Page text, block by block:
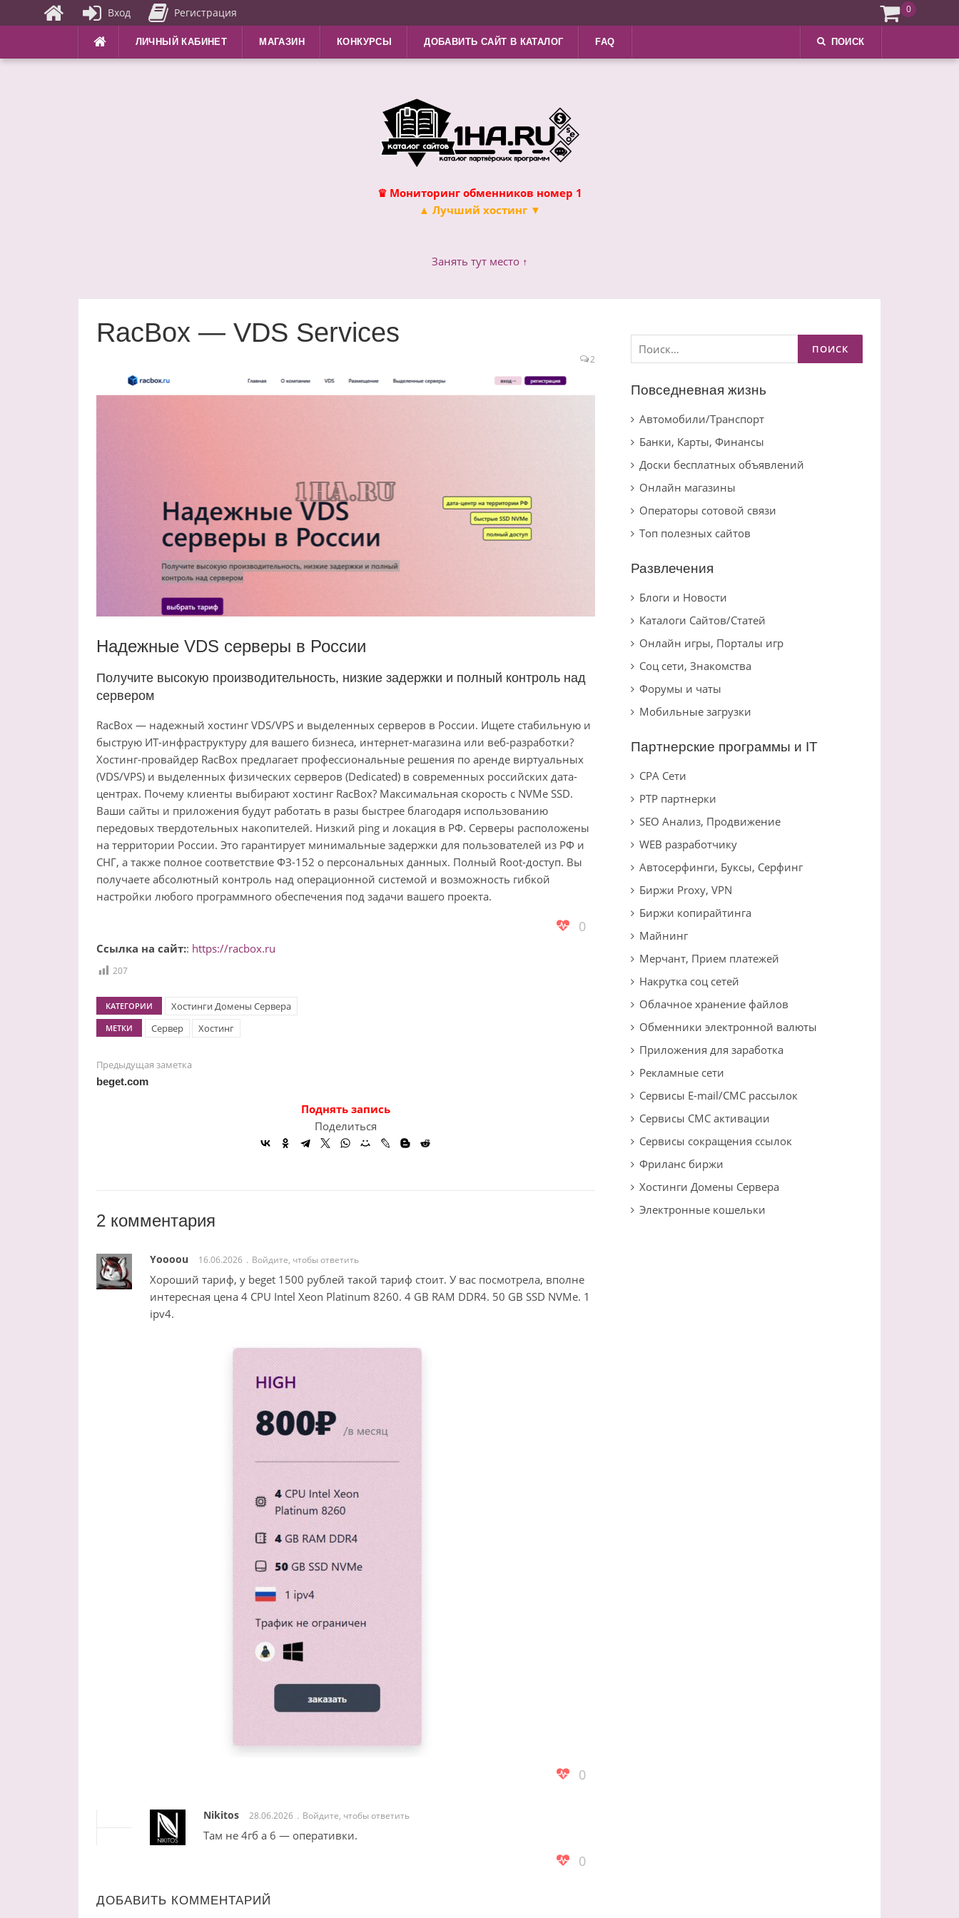
ЛИЧНЫЙ КАБИНЕТ МАГАЗИН КОНКУРСЫ ДОБАВИТЬ САЙТ В КАТАЛОГ FAQ ПОИСК
♛ Мониторинг обменников номер 1
▲ Лучший хостинг ▼
Занять тут место ↑
RacBox — VDS Services
2
Надежные VDS серверы в России
Получите высокую производительность, низкие задержки и полный контроль над
сервером
RacBox — надежный хостинг VDS/VPS и выделенных серверов в России. Ищете стабильную и
быструю ИТ-инфраструктуру для вашего бизнеса, интернет-магазина или веб-разработки?
Хостинг-провайдер RacBox предлагает профессиональные решения по аренде виртуальных
(VDS/VPS) и выделенных физических серверов (Dedicated) в современных российских дата-
центрах. Почему клиенты выбирают хостинг RacBox? Максимальная скорость с NVMe SSD.
Ваши сайты и приложения будут работать в разы быстрее благодаря использованию
передовых твердотельных накопителей. Низкий ping и локация в РФ. Серверы расположены
на территории России. Это гарантирует минимальные задержки для пользователей из РФ и
СНГ, а также полное соответствие ФЗ-152 о персональных данных. Полный Root-доступ. Вы
получаете абсолютный контроль над операционной системой и возможность гибкой
настройки любого программного обеспечения под задачи вашего проекта.
0
Ссылка на сайт:: https://racbox.ru
207
КАТЕГОРИИ Хостинги Домены Сервера
МЕТКИ Сервер Хостинг
Предыдущая заметка
beget.com
Поднять запись
Поделиться
2 комментария
Yoooou 16.06.2026 Войдите, чтобы ответить
Хороший тариф, у beget 1500 рублей такой тариф стоит. У вас посмотрела, вполне
интересная цена 4 CPU Intel Xeon Platinum 8260. 4 GB RAM DDR4. 50 GB SSD NVMe. 1
ipv4.
0
Nikitos 28.06.2026 Войдите, чтобы ответить
Там не 4гб а 6 — оперативки.
0
ДОБАВИТЬ КОММЕНТАРИЙ
Найти:
Повседневная жизнь
Автомобили/Транспорт
Банки, Карты, Финансы
Доски бесплатных объявлений
Онлайн магазины
Операторы сотовой связи
Топ полезных сайтов
Развлечения
Блоги и Новости
Каталоги Сайтов/Статей
Онлайн игры, Порталы игр
Соц сети, Знакомства
Форумы и чаты
Мобильные загрузки
Партнерские программы и IT
CPA Сети
PTP партнерки
SEO Анализ, Продвижение
WEB разработчику
Автосерфинги, Буксы, Серфинг
Биржи Proxy, VPN
Биржи копирайтинга
Майнинг
Мерчант, Прием платежей
Накрутка соц сетей
Облачное хранение файлов
Обменники электронной валюты
Приложения для заработка
Рекламные сети
Сервисы E-mail/СМС рассылок
Сервисы СМС активации
Сервисы сокращения ссылок
Фриланс биржи
Хостинги Домены Сервера
Электронные кошельки
Вход Регистрация 0